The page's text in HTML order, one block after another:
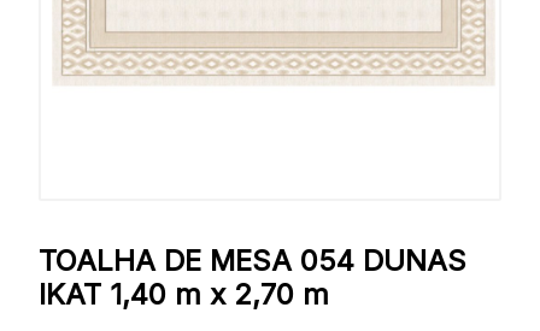
TOALHA DE MESA 054 DUNAS
IKAT 1,40 m x 2,70 m